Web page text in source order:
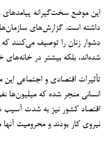
این موضع سخت‌گیرانه پیامدهای
داشته است. گزارش‌های
دشوار زنان را توصیف می‌کنند
شده‌اند، بلکه بیشتر در
تأثیرات اقتصادی و اجتماعی
انسانی منجر شده که میلیون‌ها
اقتصاد کشور نیز به شدت آسیب
نیروی کار بودند و محرومیت